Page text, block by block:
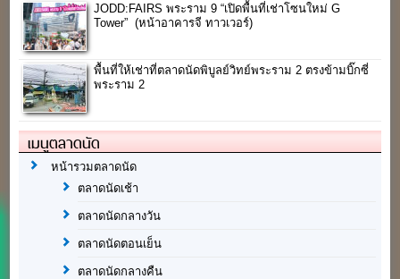
JODD:FAIRS พระราม 9 “เปิดพื้นที่เช่าโซนใหม่ G
Tower” (หน้าอาคารจี ทาวเวอร์)
พื้นที่ให้เช่าที่ตลาดนัดพิบูลย์วิทย์พระราม 2 ตรงข้ามบิ๊กซี่
พระราม 2
เมนูตลาดนัด
หน้ารวมตลาดนัด
ตลาดนัดเช้า
ตลาดนัดกลางวัน
ตลาดนัดตอนเย็น
ตลาดนัดกลางคืน